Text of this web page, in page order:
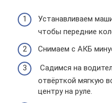
Устанавливаем
чтобы передние
Снимаем с АКБ
Садимся на
отвёрткой мягкую
центру на руле.